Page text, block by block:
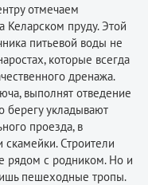
отмечаем
Келарском пруду. Этой
питьевой воды не
которые всегда
дренажа.
выполнят отведение
берегу укладывают
проезда, в
скамейки. Строители
рядом с родником. Но и
пешеходные тропы.